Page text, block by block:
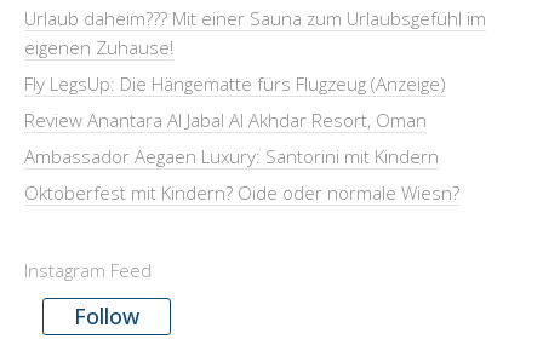
Urlaub daheim??? Mit einer Sauna zum Urlaubsgefühl im
eigenen Zuhause!
Fly LegsUp: Die Hängematte fürs Flugzeug (Anzeige)
Review Anantara Al Jabal Al Akhdar Resort, Oman
Ambassador Aegaen Luxury: Santorini mit Kindern
Oktoberfest mit Kindern? Oide oder normale Wiesn?
Instagram Feed
Follow